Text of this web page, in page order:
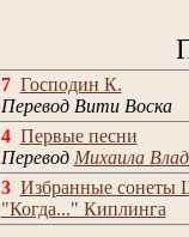
7 Господин К.
Перевод Вити Воска
4 Первые песни
Перевод Михаила
3 Избранные сонеты
"Когда..." Киплинга